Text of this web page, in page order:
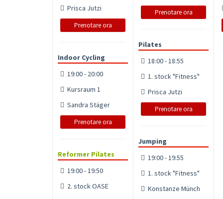
Prisca Jutzi
Prenotare ora
Indoor Cycling
19:00 - 20:00
Kursraum 1
Sandra Stäger
Prenotare ora
Reformer Pilates
19:00 - 19:50
2. stock OASE
Prenotare ora
Pilates
18:00 - 18:55
1. stock "Fitness"
Prisca Jutzi
Prenotare ora
Jumping
19:00 - 19:55
1. stock "Fitness"
Konstanze Münch